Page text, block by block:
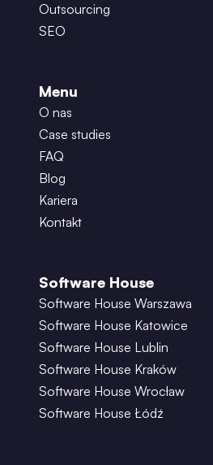
Outsourcing
SEO
Menu
O nas
Case studies
FAQ
Blog
Kariera
Kontakt
Software House
Software House Warszawa
Software House Katowice
Software House Lublin
Software House Kraków
Software House Wrocław
Software House Łódź